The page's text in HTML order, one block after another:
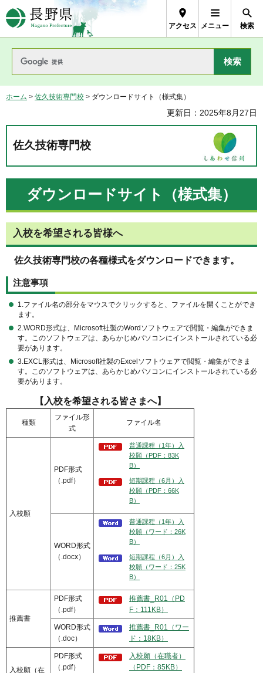
長野県Nagano Prefecture
アクセス メニュー 検索
ホーム > 佐久技術専門校 > ダウンロードサイト（様式集）
更新日：2025年8月27日
佐久技術専門校
ダウンロードサイト（様式集）
入校を希望される皆様へ
佐久技術専門校の各種様式をダウンロードできます。
注意事項
1.ファイル名の部分をマウスでクリックすると、ファイルを開くことができ
ます。
2.WORD形式は、Microsoft社製のWordソフトウェアで閲覧・編集ができま
す。このソフトウェアは、あらかじめパソコンにインストールされている必
要があります。
3.EXCL形式は、Microsoft社製のExcelソフトウェアで閲覧・編集ができま
す。このソフトウェアは、あらかじめパソコンにインストールされている必
要があります。
【入校を希望される皆さまへ】
種類
ファイル形
式
ファイル名
入校願
PDF形式
（.pdf）
普通課程（1年）入
校願（PDF：83K
B）
短期課程（6月）入
校願（PDF：66K
B）
WORD形式
（.docx）
普通課程（1年）入
校願（ワード：26K
B）
短期課程（6月）入
校願（ワード：25K
B）
推薦書
PDF形式
（.pdf）
推薦書_R01（PD
F：111KB）
WORD形式
（.doc）
推薦書_R01（ワー
ド：18KB）
入校願（在
PDF形式
（.pdf）
入校願（在職者）
（PDF：85KB）